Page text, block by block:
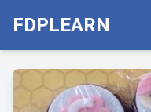
FDPLEARN